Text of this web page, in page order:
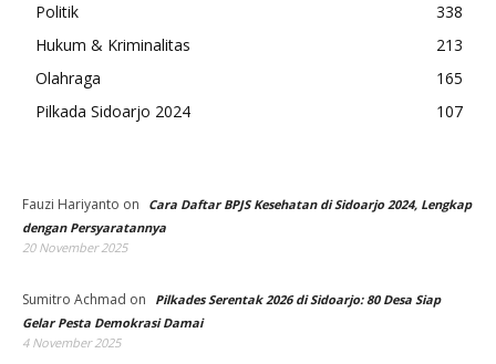
Politik
338
Hukum & Kriminalitas
213
Olahraga
165
Pilkada Sidoarjo 2024
107
Fauzi Hariyanto on
Cara Daftar BPJS Kesehatan di Sidoarjo 2024, Lengkap
dengan Persyaratannya
20 November 2025
Sumitro Achmad on
Pilkades Serentak 2026 di Sidoarjo: 80 Desa Siap
Gelar Pesta Demokrasi Damai
4 November 2025